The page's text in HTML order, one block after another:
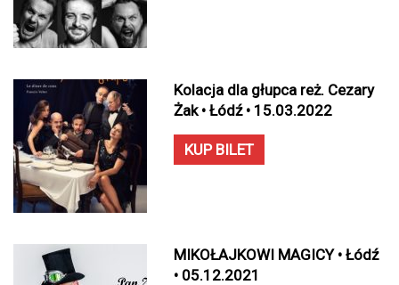
Kolacja dla głupca reż. Cezary
Żak • Łódź • 15.03.2022
KUP BILET
MIKOŁAJKOWI MAGICY • Łódź
• 05.12.2021